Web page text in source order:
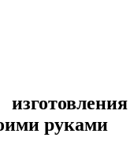
руками